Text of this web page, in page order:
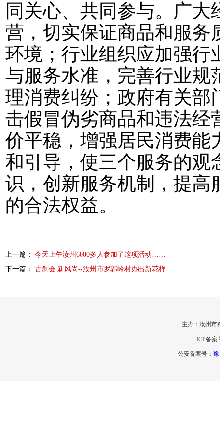
同关心、共同参与。广
营，切实保证商品和服务
环境；行业组织应加强行
与服务水准，完善行业规
理消费纠纷；政府有关部
击假冒伪劣商品和违法经
价平稳，增强居民消费能
和引导，使三个服务的观
识，创新服务机制，提高
的合法权益。
上一篇： 今天上午汝州6000多人参加了这项活动……
下一篇： 古刹会 新风尚--汝州市罗郭岭村办出新花样
主办：汝州市
ICP备案
公安备案号：豫